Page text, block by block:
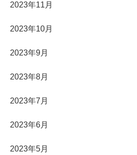
2023年11月
2023年10月
2023年9月
2023年8月
2023年7月
2023年6月
2023年5月